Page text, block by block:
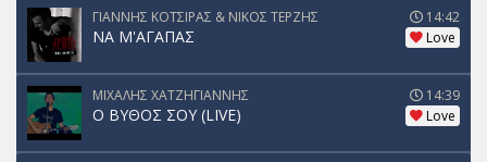
ΓΙΑΝΝΗΣ ΚΟΤΣΙΡΑΣ & ΝΙΚΟΣ ΤΕΡΖΗΣ
ΝΑ Μ'ΑΓΑΠΑΣ
14:42
Love
ΜΙΧΑΛΗΣ ΧΑΤΖΗΓΙΑΝΝΗΣ
Ο ΒΥΘΟΣ ΣΟΥ (LIVE)
14:39
Love